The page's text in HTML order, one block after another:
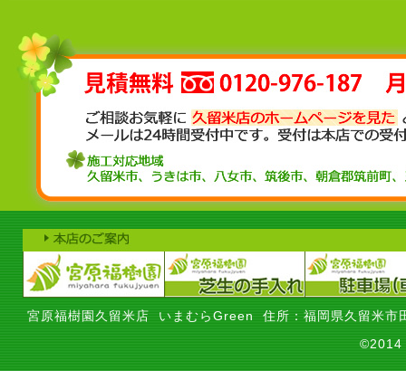
宮原福樹園久留米店 いまむらGreen 住所：福岡県久留米市
©2014